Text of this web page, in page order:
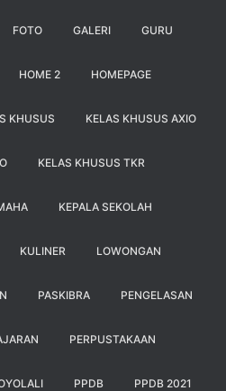
FOTO GALERI GURU
HOME 2 HOMEPAGE
KHUSUS KELAS KHUSUS AXIO
KELAS KHUSUS TKR
KEPALA SEKOLAH
KULINER LOWONGAN
PASKIBRA PENGELASAN
PERPUSTAKAAN
PPDB PPDB 2021